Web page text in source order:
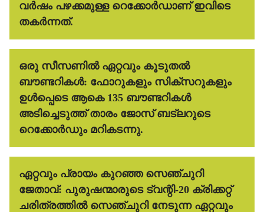
വർഷം പഴക്കമുള്ള റെക്കോർഡാണ് ഇവിടെ
തകർന്നത്.
ഒരു സീസണിൽ ഏറ്റവും കൂടുതൽ
ബൗണ്ടറികൾ: ഫോറുകളും സിക്സറുകളും
ഉൾപ്പെടെ ആകെ 135 ബൗണ്ടറികൾ
അടിച്ചെടുത്ത് താരം ജോസ് ബട്ലറുടെ
റെക്കോർഡും മറികടന്നു.
ഏറ്റവും പ്രായം കുറഞ്ഞ സെഞ്ചുറി
ജേതാവ്: പുരുഷന്മാരുടെ ട്വന്റി-20 ക്രിക്കറ്റ്
ചരിത്രത്തിൽ സെഞ്ചുറി നേടുന്ന ഏറ്റവും